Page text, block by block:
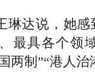
达说，她感
最具各个领
两制”“港人